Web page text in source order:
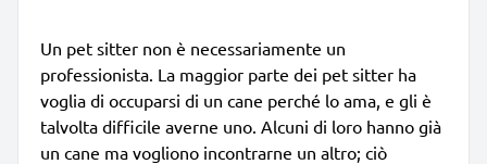
Un pet sitter non è necessariamente un
professionista. La maggior parte dei pet sitter ha
voglia di occuparsi di un cane perché lo ama, e gli è
talvolta difficile averne uno. Alcuni di loro hanno già
un cane ma vogliono incontrarne un altro; ciò